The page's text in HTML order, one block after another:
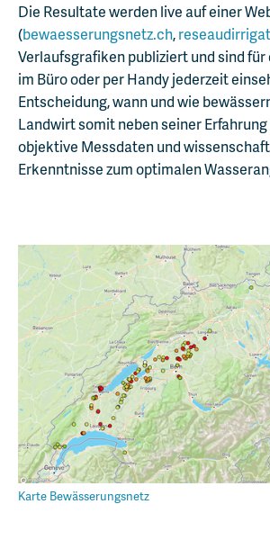
Die Resultate werden live auf einer
(bewaesserungsnetz.ch,
Verlaufsgrafiken publiziert und sind
im Büro oder per Handy jederzeit
Entscheidung, wann und wie
Landwirt somit neben seiner
objektive Messdaten und
Erkenntnisse zum optimalen
Karte Bewässerungsnetz